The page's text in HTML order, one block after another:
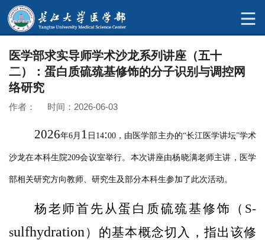
医学部求实导师学术沙龙系列讲座（五十
二）：蛋白质硫巯基修饰的分子识别与调控网
络研究
作者： 时间：2026-06-03
2026年6月 1 日14:00 ，由医学部主办的“长江医学讲坛”学术
沙龙在本科生院209会议室举行。本次讲座由杨晓满老师主讲，医学
部相关研究方向教师、研究生及部分本科生参加了此次活动。
杨老师首先从蛋白质硫巯基修饰（ S-
sulfhydration ）的基本概念切入，指出该修